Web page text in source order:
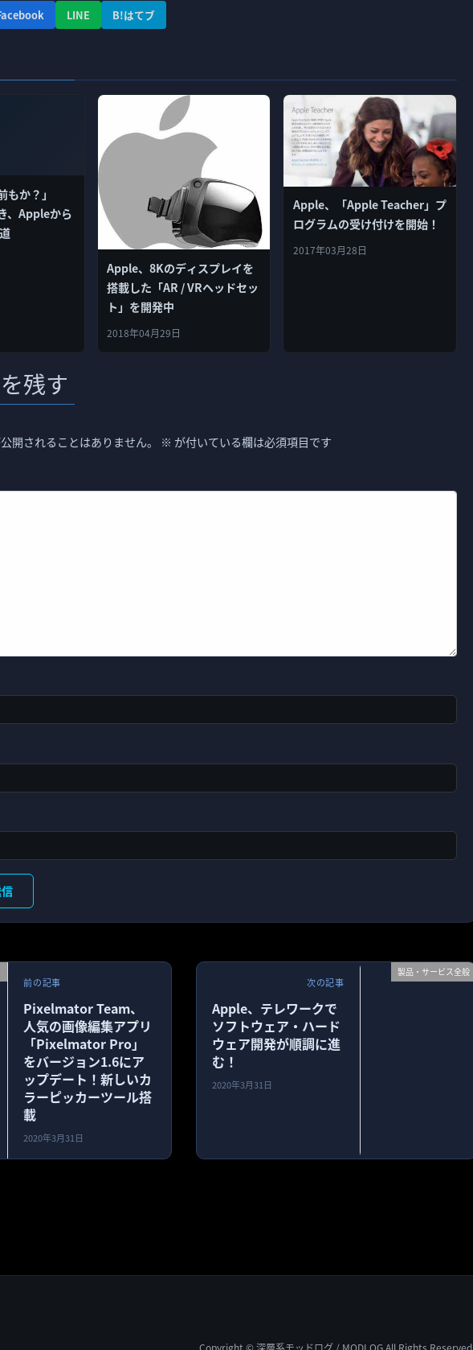
LINE B!はてブ
もか？」
、Appleから
Apple、8Kのディスプレイを
搭載した「AR / VRヘッドセッ
ト」を開発中
2018年04月29日
Apple、「Apple Teacher」プ
ログラムの受け付けを開始！
2017年03月28日
残す
開されることはありません。 ※ が付いている欄は必須項目です
前の記事
Pixelmator Team、
人気の画像編集アプリ
「Pixelmator Pro」
をバージョン1.6にア
ップデート！新しいカ
ラーピッカーツール搭
載
2020年3月31日
製品・サービス全般
次の記事
Apple、テレワークで
ソフトウェア・ハード
ウェア開発が順調に進
む！
2020年3月31日